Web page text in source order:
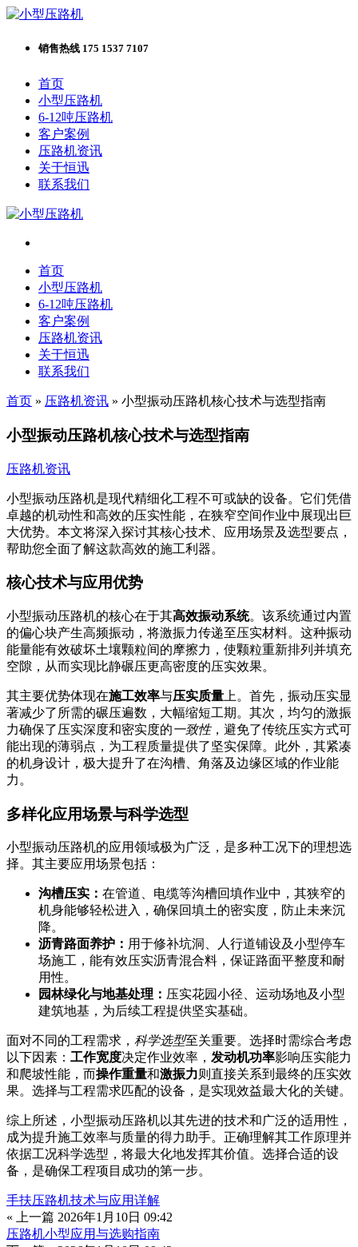
销售热线 175 1537 7107
首页
小型压路机
6-12吨压路机
客户案例
压路机资讯
关于恒迅
联系我们
首页
小型压路机
6-12吨压路机
客户案例
压路机资讯
关于恒迅
联系我们
首页 » 压路机资讯 » 小型振动压路机核心技术与选型指南
小型振动压路机核心技术与选型指南
压路机资讯
小型振动压路机是现代精细化工程不可或缺的设备。它们凭借
卓越的机动性和高效的压实性能，在狭窄空间作业中展现出巨
大优势。本文将深入探讨其核心技术、应用场景及选型要点，
帮助您全面了解这款高效的施工利器。
核心技术与应用优势
小型振动压路机的核心在于其高效振动系统。该系统通过内置
的偏心块产生高频振动，将激振力传递至压实材料。这种振动
能量能有效破坏土壤颗粒间的摩擦力，使颗粒重新排列并填充
空隙，从而实现比静碾压更高密度的压实效果。
其主要优势体现在施工效率与压实质量 上。首先，振动压实显
著减少了所需的碾压遍数，大幅缩短工期。其次，均匀的激振
力确保了压实深度和密实度的一致性，避免了传统压实方式可
能出现的薄弱点，为工程质量提供了坚实保障。此外，其紧凑
的机身设计，极大提升了在沟槽、角落及边缘区域的作业能
力。
多样化应用场景与科学选型
小型振动压路机的应用领域极为广泛，是多种工况下的理想选
择。其主要应用场景包括：
沟槽压实： 在管道、电缆等沟槽回填作业中，其狭窄的
机身能够轻松进入，确保回填土的密实度，防止未来沉
降。
沥青路面养护： 用于修补坑洞、人行道铺设及小型停车
场施工，能有效压实沥青混合料，保证路面平整度和耐
用性。
园林绿化与地基处理： 压实花园小径、运动场地及小型
建筑地基，为后续工程提供坚实基础。
面对不同的工程需求， 科学选型至关重要。选择时需综合考虑
以下因素： 工作宽度决定作业效率， 发动机功率影响压实能力
和爬坡性能，而操作重量和激振力则直接关系到最终的压实效
果。选择与工程需求匹配的设备，是实现效益最大化的关键。
综上所述，小型振动压路机以其先进的技术和广泛的适用性，
成为提升施工效率与质量的得力助手。正确理解其工作原理并
依据工况科学选型，将最大化地发挥其价值。选择合适的设
备，是确保工程项目成功的第一步。
手扶压路机技术与应用详解
« 上一篇 2026年1月10日 09:42
压路机小型应用与选购指南